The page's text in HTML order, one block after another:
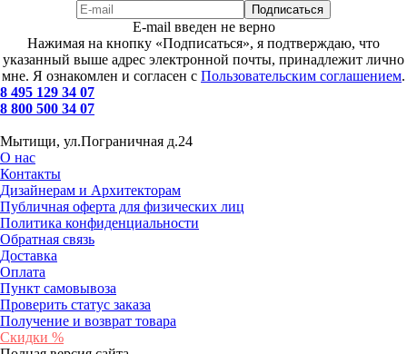
E-mail введен не верно
Нажимая на кнопку «Подписаться», я подтверждаю, что
указанный выше адрес электронной почты, принадлежит лично
мне. Я ознакомлен и согласен с Пользовательским соглашением.
8 495 129 34 07
8 800 500 34 07
Мытищи, ул.Пограничная д.24
О нас
Контакты
Дизайнерам и Архитекторам
Публичная оферта для физических лиц
Политика конфиденциальности
Обратная связь
Доставка
Оплата
Пункт самовывоза
Проверить статус заказа
Получение и возврат товара
Скидки %